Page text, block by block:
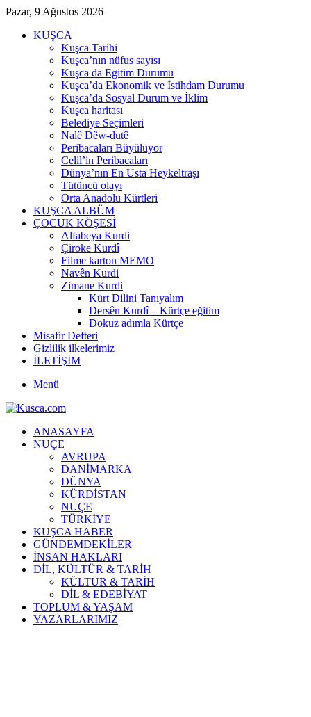
Pazar, 9 Ağustos 2026
KUŞCA
Kuşca Tarihi
Kuşca’nın nüfus sayısı
Kuşca da Egitim Durumu
Kuşca’da Ekonomik ve İstihdam Durumu
Kuşca’da Sosyal Durum ve İklim
Kuşca haritası
Belediye Seçimleri
Nalê Dêw-dutê
Peribacaları Büyülüyor
Celil’in Peribacaları
Dünya’nın En Usta Heykeltraşı
Tütüncü olayı
Orta Anadolu Kürtleri
KUŞCA ALBÜM
ÇOCUK KÖŞESİ
Alfabeya Kurdi
Çiroke Kurdî
Filme karton MEMO
Navên Kurdi
Zimane Kurdi
Kürt Dilini Tanıyalım
Dersên Kurdî – Kürtçe eğitim
Dokuz adımla Kürtçe
Misafir Defteri
Gizlilik ilkelerimiz
İLETİŞİM
Menü
ANASAYFA
NUÇE
AVRUPA
DANİMARKA
DÜNYA
KÜRDİSTAN
NUÇE
TÜRKİYE
KUŞCA HABER
GÜNDEMDEKİLER
İNSAN HAKLARI
DİL, KÜLTÜR & TARİH
KÜLTÜR & TARİH
DİL & EDEBİYAT
TOPLUM & YAŞAM
YAZARLARIMIZ